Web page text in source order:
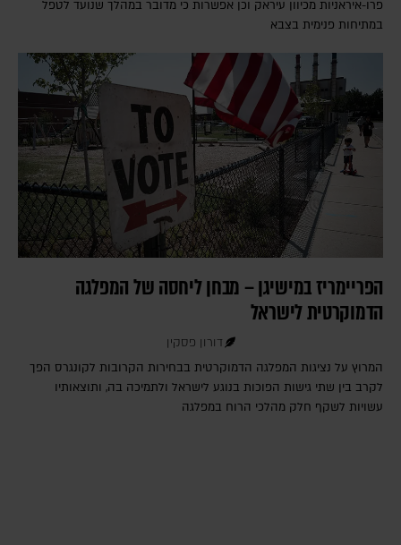
פרו-איראניות מכיוון עיראק וכן אפשרות כי מדובר במהלך שנועד לטפל
במתיחות פנימית בצבא
הפריימריז במישיגן – מבחן ליחסה של המפלגה
הדמוקרטית לישראל
דורון פסקין
המרוץ על נציגות המפלגה הדמוקרטית בבחירות הקרובות לקונגרס הפך
לקרב בין שתי גישות הפוכות בנוגע לישראל ולתמיכה בה, ותוצאותיו
עשויות לשקף חלק מהלכי הרוח במפלגה